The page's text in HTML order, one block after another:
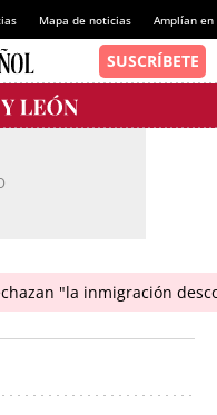
Mapa de noticias Amplían
"la inmigración